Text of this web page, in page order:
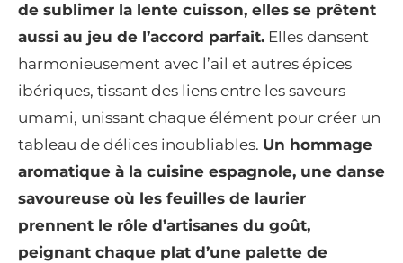
de sublimer la lente cuisson, elles se prêtent
aussi au jeu de l’accord parfait. Elles dansent
harmonieusement avec l’ail et autres épices
ibériques, tissant des liens entre les saveurs
umami, unissant chaque élément pour créer un
tableau de délices inoubliables. Un hommage
aromatique à la cuisine espagnole, une danse
savoureuse où les feuilles de laurier
prennent le rôle d’artisanes du goût,
peignant chaque plat d’une palette de